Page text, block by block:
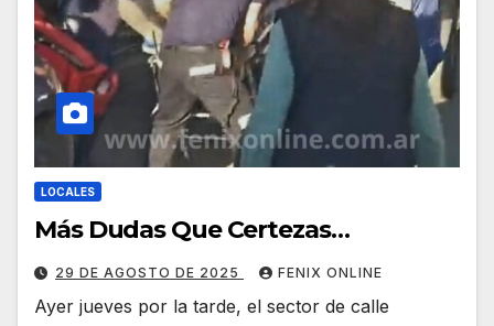
LOCALES
Más Dudas Que Certezas…
29 DE AGOSTO DE 2025 FENIX ONLINE
Ayer jueves por la tarde, el sector de calle